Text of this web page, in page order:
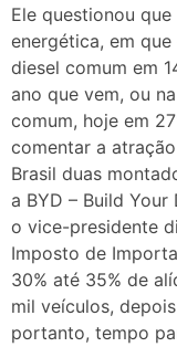
Ele questionou
energética, em
diesel comum em
ano que vem, ou
comum, hoje em
comentar a
Brasil duas
a BYD – Build Your
o vice-presidente
Imposto de
30% até 35% de
mil veículos,
portanto, tempo